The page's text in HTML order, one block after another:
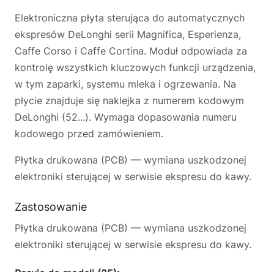
Elektroniczna płyta sterująca do automatycznych
ekspresów DeLonghi serii Magnifica, Esperienza,
Caffe Corso i Caffe Cortina. Moduł odpowiada za
kontrolę wszystkich kluczowych funkcji urządzenia,
w tym zaparki, systemu mleka i ogrzewania. Na
płycie znajduje się naklejka z numerem kodowym
DeLonghi (52...). Wymaga dopasowania numeru
kodowego przed zamówieniem.
Płytka drukowana (PCB) — wymiana uszkodzonej
elektroniki sterującej w serwisie ekspresu do kawy.
Zastosowanie
Płytka drukowana (PCB) — wymiana uszkodzonej
elektroniki sterującej w serwisie ekspresu do kawy.